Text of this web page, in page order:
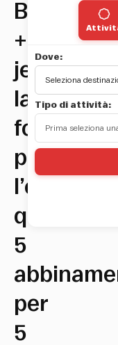
Blazer
+
jeans:
la
formula
per
l’eleganza
quotidiana.
5
per
5
Dove:
Tipo di attività: